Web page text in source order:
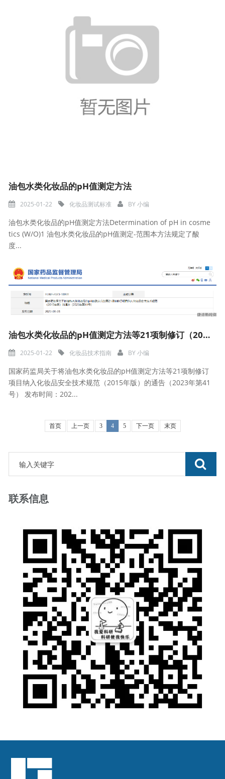
油包水类化妆品的pH值测定方法
2025-01-22 化妆品测试标准 BY小编
油包水类化妆品的pH值测定方法Determination of pH in cosme
tics (W/O)1 油包水类化妆品的pH值测定-范围本方法规定了酸
度...
油包水类化妆品的pH值测定方法等21项制修订（2015年版）
2025-01-22 化妆品技术指南 BY小编
国家药监局关于将油包水类化妆品的pH值测定方法等21项制修订
项目纳入化妆品安全技术规范（2015年版）的通告（2023年第41
号） 发布时间：202...
首页 上一页 3 4 5 下一页 末页
联系信息